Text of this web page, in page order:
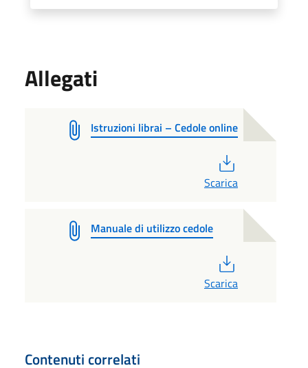
Allegati
Istruzioni librai – Cedole online
Scarica
Manuale di utilizzo cedole
Scarica
Contenuti correlati